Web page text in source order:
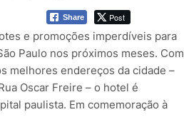
Share Post
e promoções imperdíveis para
Paulo nos próximos meses. Com
melhores endereços da cidade –
Oscar Freire – o hotel é
paulista. Em comemoração à